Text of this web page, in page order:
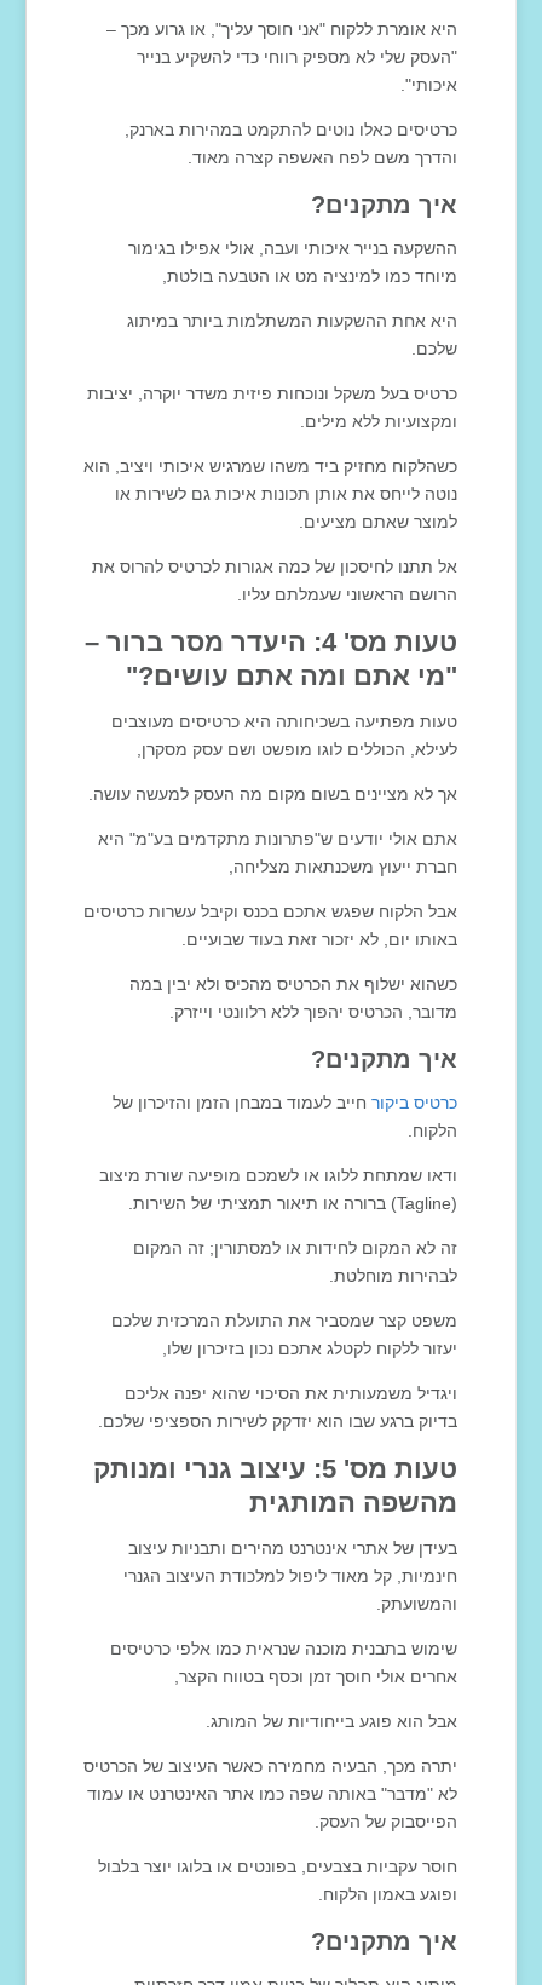
היא אומרת ללקוח "אני חוסך עליך", או גרוע מכך –
"העסק שלי לא מספיק רווחי כדי להשקיע בנייר
איכותי".
כרטיסים כאלו נוטים להתקמט במהירות בארנק,
והדרך משם לפח האשפה קצרה מאוד.
איך מתקנים?
ההשקעה בנייר איכותי ועבה, אולי אפילו בגימור
מיוחד כמו למינציה מט או הטבעה בולטת,
היא אחת ההשקעות המשתלמות ביותר במיתוג
שלכם.
כרטיס בעל משקל ונוכחות פיזית משדר יוקרה, יציבות
ומקצועיות ללא מילים.
כשהלקוח מחזיק ביד משהו שמרגיש איכותי ויציב, הוא
נוטה לייחס את אותן תכונות איכות גם לשירות או
למוצר שאתם מציעים.
אל תתנו לחיסכון של כמה אגורות לכרטיס להרוס את
הרושם הראשוני שעמלתם עליו.
טעות מס' 4: היעדר מסר ברור –
"מי אתם ומה אתם עושים?"
טעות מפתיעה בשכיחותה היא כרטיסים מעוצבים
לעילא, הכוללים לוגו מופשט ושם עסק מסקרן,
אך לא מציינים בשום מקום מה העסק למעשה עושה.
אתם אולי יודעים ש"פתרונות מתקדמים בע"מ" היא
חברת ייעוץ משכנתאות מצליחה,
אבל הלקוח שפגש אתכם בכנס וקיבל עשרות כרטיסים
באותו יום, לא יזכור זאת בעוד שבועיים.
כשהוא ישלוף את הכרטיס מהכיס ולא יבין במה
מדובר, הכרטיס יהפוך ללא רלוונטי וייזרק.
איך מתקנים?
כרטיס ביקורחייב לעמוד במבחן הזמן והזיכרון של
הלקוח.
ודאו שמתחת ללוגו או לשמכם מופיעה שורת מיצוב
(Tagline) ברורה או תיאור תמציתי של השירות.
זה לא המקום לחידות או למסתורין; זה המקום
לבהירות מוחלטת.
משפט קצר שמסביר את התועלת המרכזית שלכם
יעזור ללקוח לקטלג אתכם נכון בזיכרון שלו,
ויגדיל משמעותית את הסיכוי שהוא יפנה אליכם
בדיוק ברגע שבו הוא יזדקק לשירות הספציפי שלכם.
טעות מס' 5: עיצוב גנרי ומנותק
מהשפה המותגית
בעידן של אתרי אינטרנט מהירים ותבניות עיצוב
חינמיות, קל מאוד ליפול למלכודת העיצוב הגנרי
והמשועתק.
שימוש בתבנית מוכנה שנראית כמו אלפי כרטיסים
אחרים אולי חוסך זמן וכסף בטווח הקצר,
אבל הוא פוגע בייחודיות של המותג.
יתרה מכך, הבעיה מחמירה כאשר העיצוב של הכרטיס
לא "מדבר" באותה שפה כמו אתר האינטרנט או עמוד
הפייסבוק של העסק.
חוסר עקביות בצבעים, בפונטים או בלוגו יוצר בלבול
ופוגע באמון הלקוח.
איך מתקנים?